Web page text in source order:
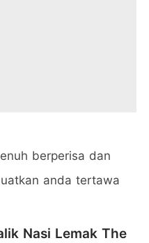
berperisa dan
anda tertawa
Nasi Lemak The